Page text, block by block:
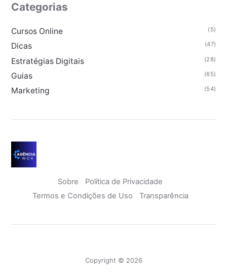
Categorias
Cursos Online (5)
Dicas (47)
Estratégias Digitais (28)
Guias (65)
Marketing (54)
Sobre
Política de Privacidade
Termos e Condições de Uso
Transparência
Copyright © 2026